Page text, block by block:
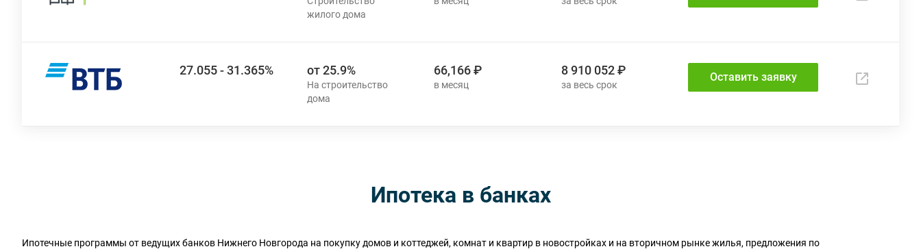
27.055 - 31.365% от 25.9% 66,166 ₽ 8 910 052 ₽ Оставить заявку
Ипотека в банках
Ипотечные программы от ведущих банков Нижнего Новгорода на покупку домов и коттеджей, комнат и квартир в новостройках и на вторичном рынке жилья, предложения по